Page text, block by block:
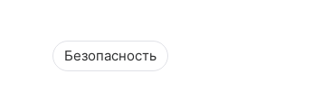
Безопасность